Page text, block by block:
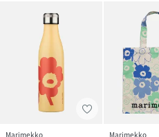
Marimekko
Marimekko